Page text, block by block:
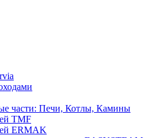
части: Печи, Котлы, Камины
TMF
ERMAK